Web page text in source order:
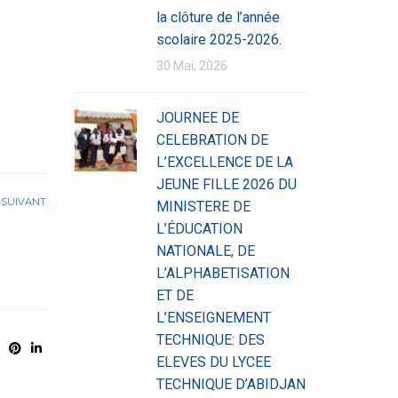
SUIVANT
la clôture de l’année
scolaire 2025-2026.
30 Mai, 2026
JOURNEE DE
CELEBRATION DE
L’EXCELLENCE DE LA
JEUNE FILLE 2026 DU
MINISTERE DE
L’ÉDUCATION
NATIONALE, DE
L’ALPHABETISATION
ET DE
L’ENSEIGNEMENT
TECHNIQUE: DES
ELEVES DU LYCEE
TECHNIQUE D’ABIDJAN